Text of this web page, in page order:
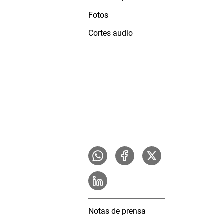
Fotos
Cortes audio
Notas de prensa